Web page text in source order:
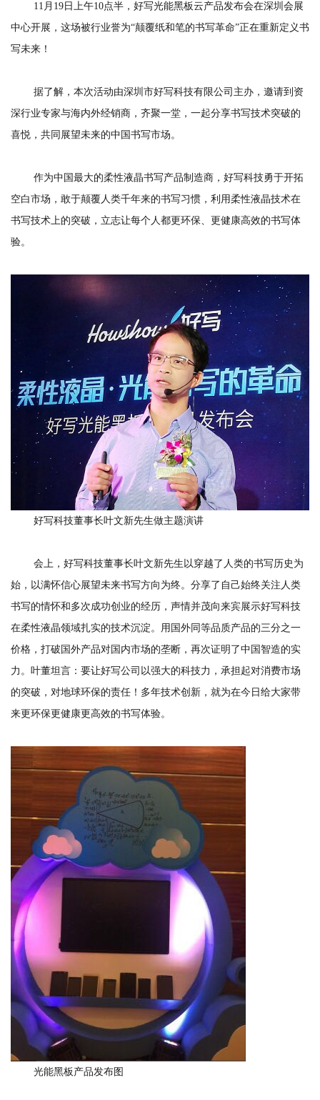
11月19日上午10点半，好写光能黑板云产品发布会在深圳会展
中心开展，这场被行业誉为“颠覆纸和笔的书写革命”正在重新定义书
写未来！
据了解，本次活动由深圳市好写科技有限公司主办，邀请到资
深行业专家与海内外经销商，齐聚一堂，一起分享书写技术突破的
喜悦，共同展望未来的中国书写市场。
作为中国最大的柔性液晶书写产品制造商，好写科技勇于开拓
空白市场，敢于颠覆人类千年来的书写习惯，利用柔性液晶技术在
书写技术上的突破，立志让每个人都更环保、更健康高效的书写体
验。
好写科技董事长叶文新先生做主题演讲
会上，好写科技董事长叶文新先生以穿越了人类的书写历史为
始，以满怀信心展望未来书写方向为终。分享了自己始终关注人类
书写的情怀和多次成功创业的经历，声情并茂向来宾展示好写科技
在柔性液晶领域扎实的技术沉淀。用国外同等品质产品的三分之一
价格，打破国外产品对国内市场的垄断，再次证明了中国智造的实
力。叶董坦言：要让好写公司以强大的科技力，承担起对消费市场
的突破，对地球环保的责任！多年技术创新，就为在今日给大家带
来更环保更健康更高效的书写体验。
光能黑板产品发布图